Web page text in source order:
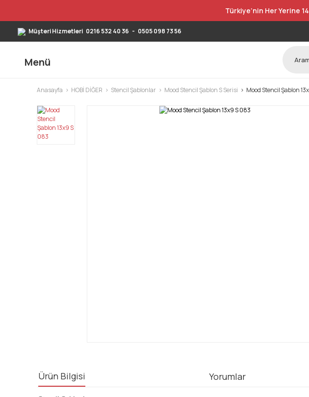
Türkiye’nin Her Yerine
Müşteri Hizmetleri 0216 532 40 36 - 0505 098 73 56
Menü
Anasayfa HOBİ DİĞER Stencil Şablonlar Mood Stencil Şablon S Serisi Mood Stencil Şablon
Ürün Bilgisi Yorumlar